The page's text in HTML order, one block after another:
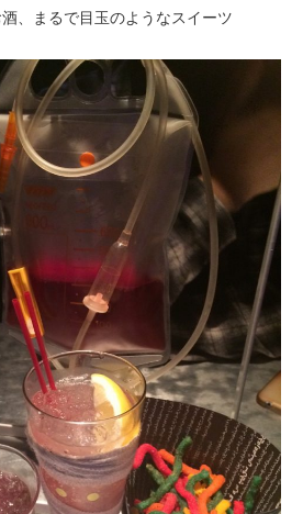
、まるで目玉のようなスイーツ